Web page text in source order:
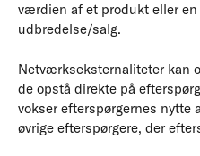
værdien af et produkt eller
udbredelse/salg.
Netværkseksternaliteter kan
de opstå direkte på
vokser efterspørgernes nytte
øvrige efterspørgere, der